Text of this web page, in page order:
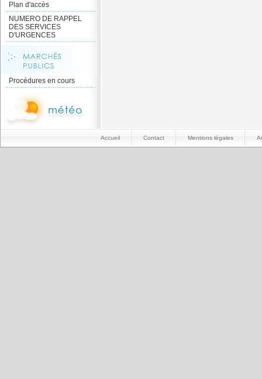
Plan d'accès
NUMERO DE RAPPEL
DES SERVICES
D'URGENCES
Procédures en cours
Accueil Contact Mentions légales